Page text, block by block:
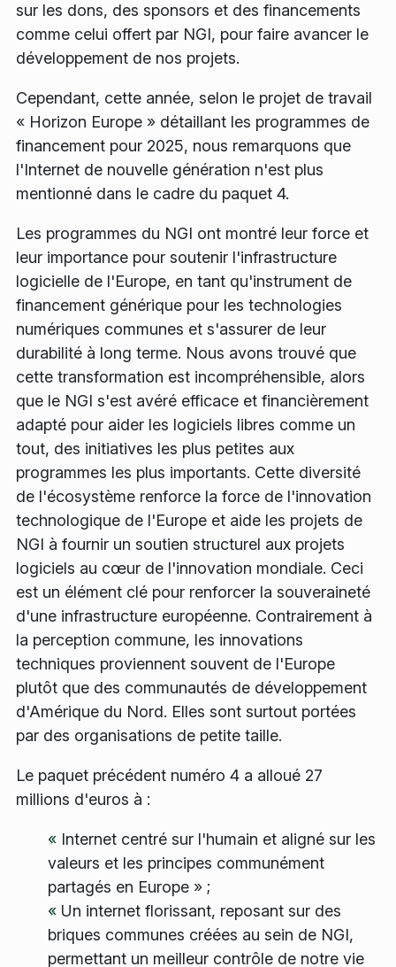
sur les dons, des sponsors et des financements
comme celui offert par NGI, pour faire avancer le
développement de nos projets.
Cependant, cette année, selon le projet de travail
« Horizon Europe » détaillant les programmes de
financement pour 2025, nous remarquons que
l'Internet de nouvelle génération n'est plus
mentionné dans le cadre du paquet 4.
Les programmes du NGI ont montré leur force et
leur importance pour soutenir l'infrastructure
logicielle de l'Europe, en tant qu'instrument de
financement générique pour les technologies
numériques communes et s'assurer de leur
durabilité à long terme. Nous avons trouvé que
cette transformation est incompréhensible, alors
que le NGI s'est avéré efficace et financièrement
adapté pour aider les logiciels libres comme un
tout, des initiatives les plus petites aux
programmes les plus importants. Cette diversité
de l'écosystème renforce la force de l'innovation
technologique de l'Europe et aide les projets de
NGI à fournir un soutien structurel aux projets
logiciels au cœur de l'innovation mondiale. Ceci
est un élément clé pour renforcer la souveraineté
d'une infrastructure européenne. Contrairement à
la perception commune, les innovations
techniques proviennent souvent de l'Europe
plutôt que des communautés de développement
d'Amérique du Nord. Elles sont surtout portées
par des organisations de petite taille.
Le paquet précédent numéro 4 a alloué 27
millions d'euros à :
« Internet centré sur l'humain et aligné sur les
valeurs et les principes communément
partagés en Europe » ;
« Un internet florissant, reposant sur des
briques communes créées au sein de NGI,
permettant un meilleur contrôle de notre vie